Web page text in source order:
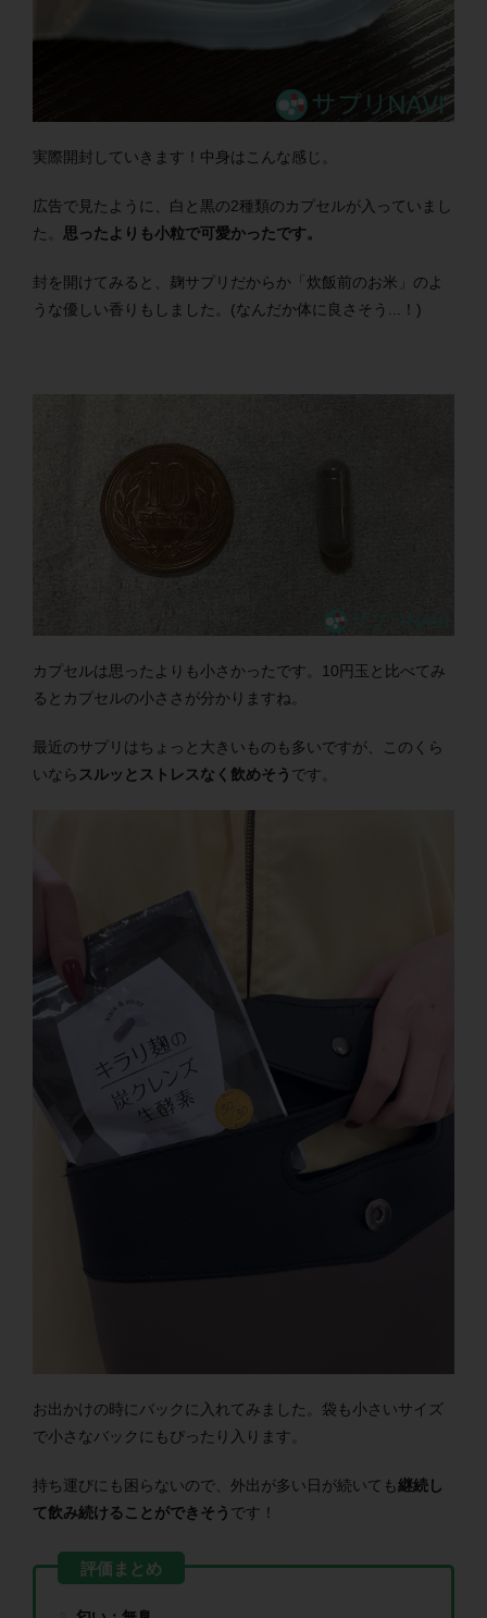
実際開封していきます！中身はこんな感じ。
広告で見たように、白と黒の2種類のカプセルが入っていまし
た。 思ったよりも小粒で可愛かったです。
封を開けてみると、麹サプリだからか「炊飯前のお米」のよ
うな優しい香りもしました。(なんだか体に良さそう...！)
カプセルは思ったよりも小さかったです。10円玉と比べてみ
るとカプセルの小ささが分かりますね。
最近のサプリはちょっと大きいものも多いですが、このくら
いならスルッとストレスなく飲めそう です。
お出かけの時にバックに入れてみました。袋も小さいサイズ
で小さなバックにもぴったり入ります。
持ち運びにも困らないので、外出が多い日が続いても継続し
て飲み続けることができそう です！